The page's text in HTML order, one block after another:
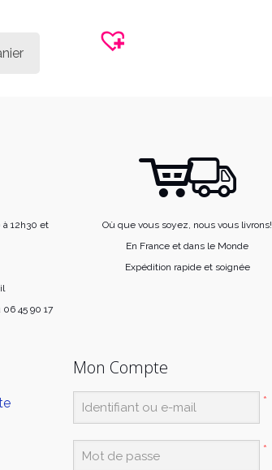
12h30 et
45 90 17
Où que vous soyez, nous vous livrons!
En France et dans le Monde
Expédition rapide et soignée
Mon Compte
*
*